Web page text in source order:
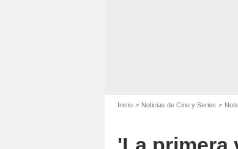
Inicio Noticias de Cine y Series